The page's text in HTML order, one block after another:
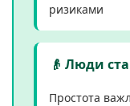
ризиками
👴 Люди
Простота